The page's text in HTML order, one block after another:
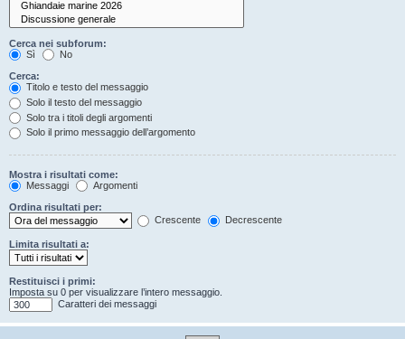
Cerca nei subforum:
Sì
No
Cerca:
Titolo e testo del messaggio
Solo il testo del messaggio
Solo tra i titoli degli argomenti
Solo il primo messaggio dell’argomento
Mostra i risultati come:
Messaggi
Argomenti
Ordina risultati per:
Crescente
Decrescente
Limita risultati a:
Restituisci i primi:
Imposta su 0 per visualizzare l’intero messaggio.
Caratteri dei messaggi